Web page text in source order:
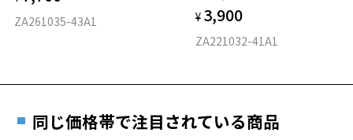
D 仕上がりの横幅：約141mm
8.6g
安心3 かかり具合調整無料
す。
度数を測定のうえ、度付きレンズ（標準セットレンズ）へ無
お近くのZoff実店舗にて度数を測定いただけます（無料）。
その際は記入用紙をダウンロードしてお使いください。
ZA261035-43A1 ¥ 3,900
ZA221032-41A1
同じ価格帯で注目されている商品